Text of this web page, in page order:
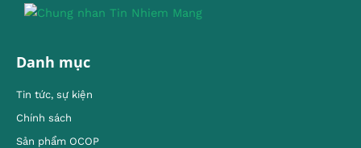
Danh mục
Tin tức, sự kiện
Chính sách
Sản phẩm OCOP